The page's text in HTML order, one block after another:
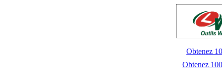
Obtenez
Obtenez